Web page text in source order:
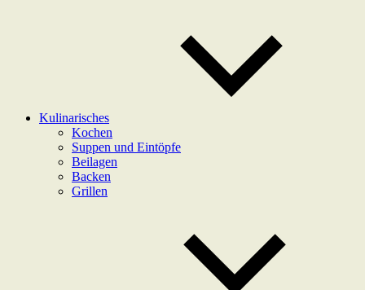
Kulinarisches
Kochen
Suppen und Eintöpfe
Beilagen
Backen
Grillen